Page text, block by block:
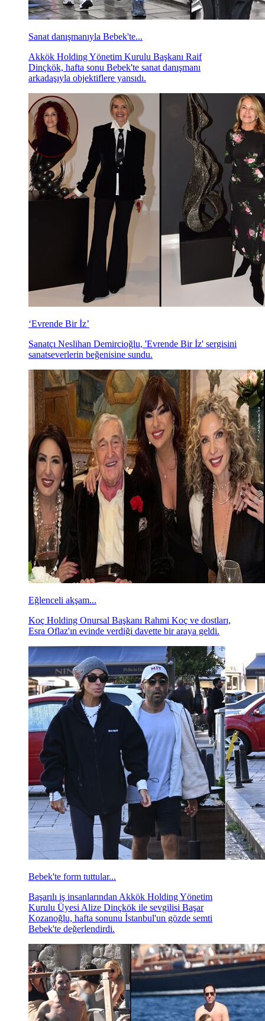
Sanat danışmanıyla Bebek'te...
Akkök Holding Yönetim Kurulu Başkanı Raif
Dinçkök, hafta sonu Bebek'te sanat danışmanı
arkadaşıyla objektiflere yansıdı.
‘Evrende Bir İz’
Sanatçı Neslihan Demircioğlu, 'Evrende Bir İz' sergisini
sanatseverlerin beğenisine sundu.
Eğlenceli akşam...
Koç Holding Onursal Başkanı Rahmi Koç ve dostları,
Esra Oflaz'ın evinde verdiği davette bir araya geldi.
Bebek'te form tuttular...
Başarılı iş insanlarından Akkök Holding Yönetim
Kurulu Üyesi Alize Dinçkök ile sevgilisi Başar
Kozanoğlu, hafta sonunu İstanbul'un gözde semti
Bebek'te değerlendirdi.